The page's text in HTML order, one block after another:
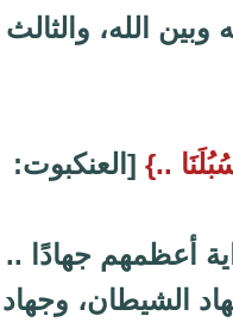
وبين الله، والثالث
..} [العنكبوت:
أعظمهم جهادًا ..
الشيطان، وجهاد